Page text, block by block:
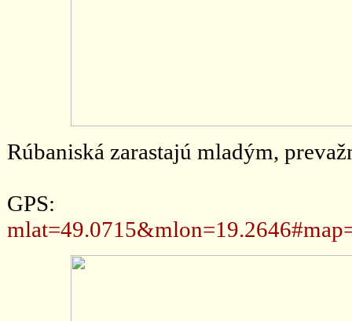
Rúbaniská zarastajú mladým,